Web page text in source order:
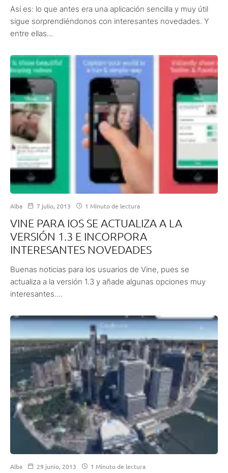
Así es: lo que antes era una aplicación sencilla y muy útil
sigue sorprendiéndonos con interesantes novedades. Y
entre ellas...
Alba 7 julio, 2013 1 Minuto de lectura
VINE PARA IOS SE ACTUALIZA A LA
VERSIÓN 1.3 E INCORPORA
INTERESANTES NOVEDADES
Buenas noticias para los usuarios de Vine, pues se
actualiza a la versión 1.3 y añade algunas opciones muy
interesantes....
Alba 29 junio, 2013 1 Minuto de lectura